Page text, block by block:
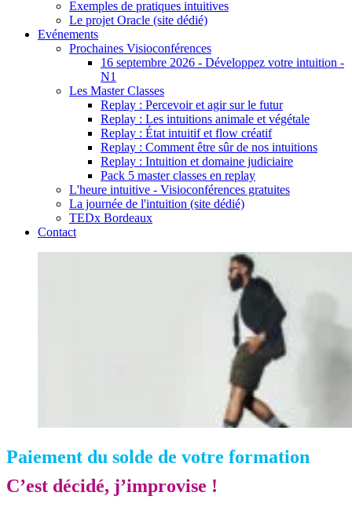
Exemples de pratiques intuitives
Le projet Oracle (site dédié)
Evénements
Prochaines Visioconférences
16 septembre 2026 - Développez votre intuition -
N1
Les Master Classes
Replay : Percevoir et agir sur le futur
Replay : Les intuitions animale et végétale
Replay : État intuitif et flow créatif
Replay : Comment être sûr de nos intuitions
Replay : Intuition et domaine judiciaire
Pack 5 master classes en replay
L'heure intuitive - Visioconférences gratuites
La journée de l'intuition (site dédié)
TEDx Bordeaux
Contact
Paiement du solde de votre formation
C’est décidé, j’improvise !